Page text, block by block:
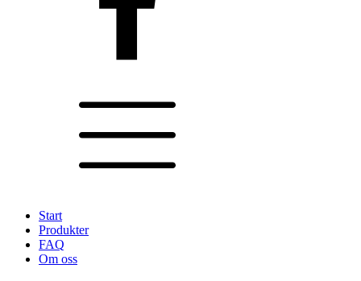
Start
Produkter
FAQ
Om oss